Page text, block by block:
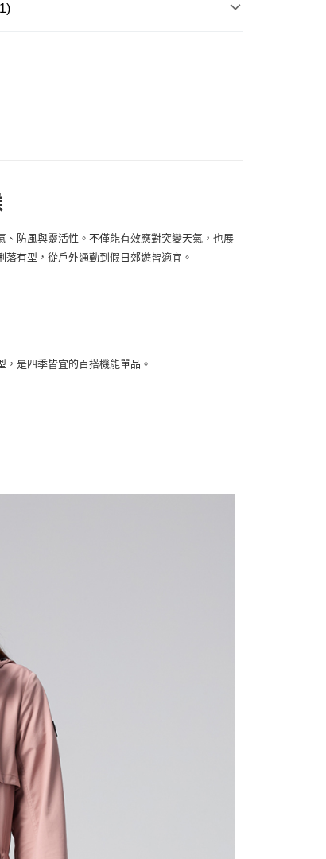
含以上)免運費
免運)
防風與靈活性。不僅能有效應對突變天氣，也展
有型，從戶外通勤到假日郊遊皆適宜。
是四季皆宜的百搭機能單品。